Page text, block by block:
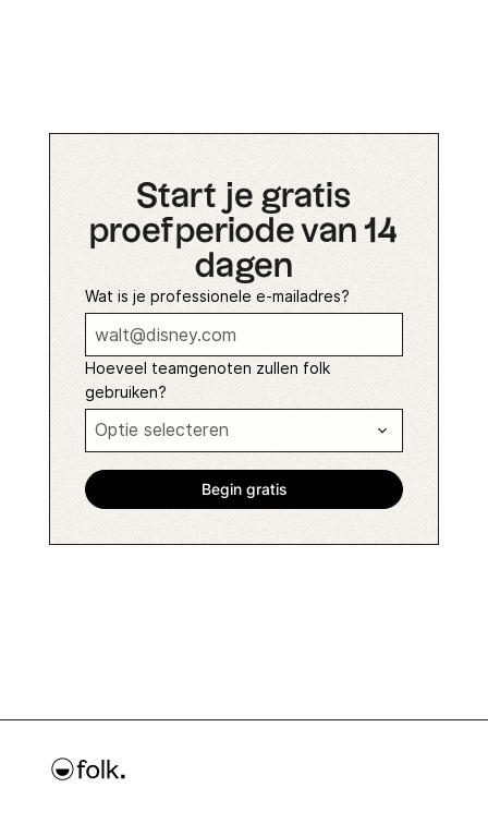
Start je gratis
proefperiode van 14
dagen
Wat is je professionele e-mailadres?
Hoeveel teamgenoten zullen folk
gebruiken?